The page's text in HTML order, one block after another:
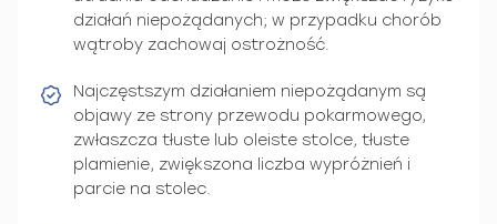
działań niepożądanych; w przypadku chorób
wątroby zachowaj ostrożność.
Najczęstszym działaniem niepożądanym są
objawy ze strony przewodu pokarmowego,
zwłaszcza tłuste lub oleiste stolce, tłuste
plamienie, zwiększona liczba wypróżnień i
parcie na stolec.